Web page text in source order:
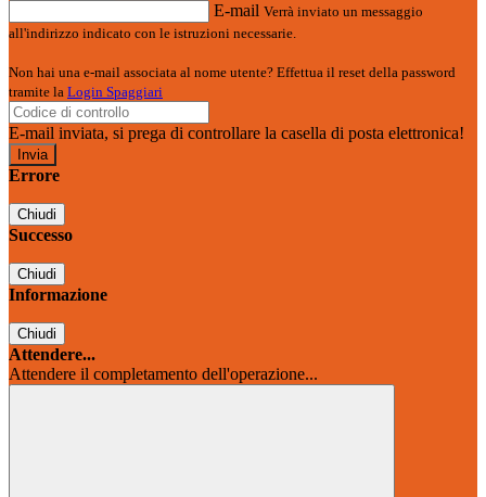
E-mail Verrà inviato un messaggio
all'indirizzo indicato con le istruzioni necessarie.
Non hai una e-mail associata al nome utente? Effettua il reset della password
tramite la Login Spaggiari
E-mail inviata, si prega di controllare la casella di posta elettronica!
Errore
Chiudi
Successo
Chiudi
Informazione
Chiudi
Attendere...
Attendere il completamento dell'operazione...